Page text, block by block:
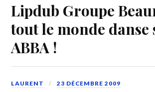
Lipdub Groupe
tout le monde danse
ABBA !
LAURENT 23 DÉCEMBRE 2009